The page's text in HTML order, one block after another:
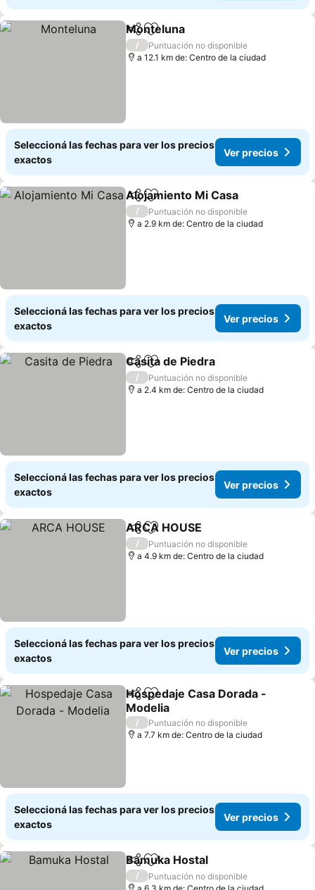
CompartirAñadir a favoritos
Monteluna
/
Puntuación no disponible
a 12.1 km de: Centro de la ciudad
Seleccioná las fechas para ver los precios
exactos
Ver precios
CompartirAñadir a favoritos
Alojamiento Mi Casa
/
Puntuación no disponible
a 2.9 km de: Centro de la ciudad
Seleccioná las fechas para ver los precios
exactos
Ver precios
CompartirAñadir a favoritos
Casita de Piedra
/
Puntuación no disponible
a 2.4 km de: Centro de la ciudad
Seleccioná las fechas para ver los precios
exactos
Ver precios
CompartirAñadir a favoritos
ARCA HOUSE
/
Puntuación no disponible
a 4.9 km de: Centro de la ciudad
Seleccioná las fechas para ver los precios
exactos
Ver precios
CompartirAñadir a favoritos
Hospedaje Casa Dorada -
Modelia
Ver precios
/
Puntuación no disponible
a 7.7 km de: Centro de la ciudad
Seleccioná las fechas para ver los precios
exactos
Ver precios
CompartirAñadir a favoritos
Bamuka Hostal
/
Puntuación no disponible